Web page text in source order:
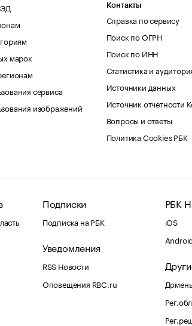
марок
сервиса
изображений
Контакты
Справка по сервису
Поиск по ОГРН
Поиск по ИНН
Статистика и
Источники данных
Источник отчетности
Вопросы и ответы
Политика Cookies РБК
Подписки
Подписка на РБК
Уведомления
RSS Новости
Оповещения RBC.ru
РБК
iOS